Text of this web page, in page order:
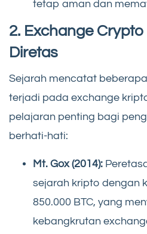
tetap aman dan
2. Exchange
Diretas
Sejarah mencatat
terjadi pada exchange
pelajaran penting bagi
berhati-hati:
Mt. Gox (2014):
sejarah kripto dengan
850.000 BTC, yang
kebangkrutan